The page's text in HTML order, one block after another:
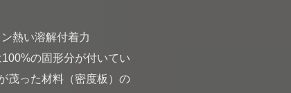
熱い溶解付着力
の固形分が付いてい
茂った材料（密度板）の